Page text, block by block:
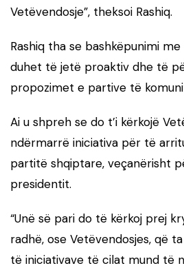
Vetëvendosje”, theksoi Rashiq.
Rashiq tha se bashkëpunimi
duhet të jetë proaktiv dhe të
propozimet e partive të
Ai u shpreh se do t’i kërkojë
ndërmarrë iniciativa për të
partitë shqiptare, veçanërisht
presidentit.
“Unë së pari do të kërkoj prej
radhë, ose Vetëvendosjes, që
të iniciativave të cilat mund të